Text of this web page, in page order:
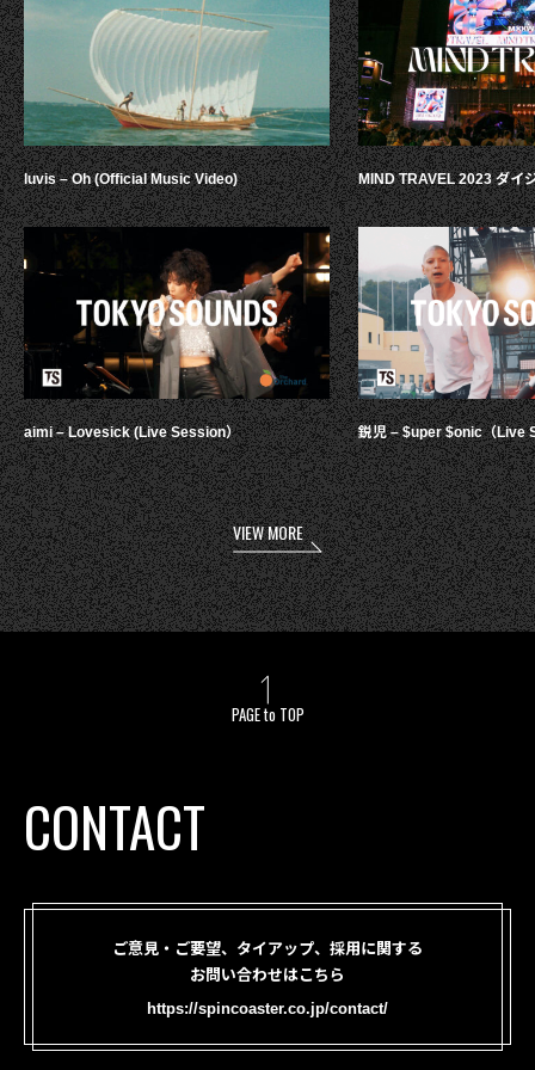
luvis – Oh (Official Music Video)
aimi – Lovesick (Live Session）
MIND TRAVEL 2023 ダイ
鋭児 – $uper $onic（Live
VIEW MORE
PAGE to TOP
CONTACT
ご意見・ご要望、タイアップ、採用に関する
お問い合わせはこちら
https://spincoaster.co.jp/contact/